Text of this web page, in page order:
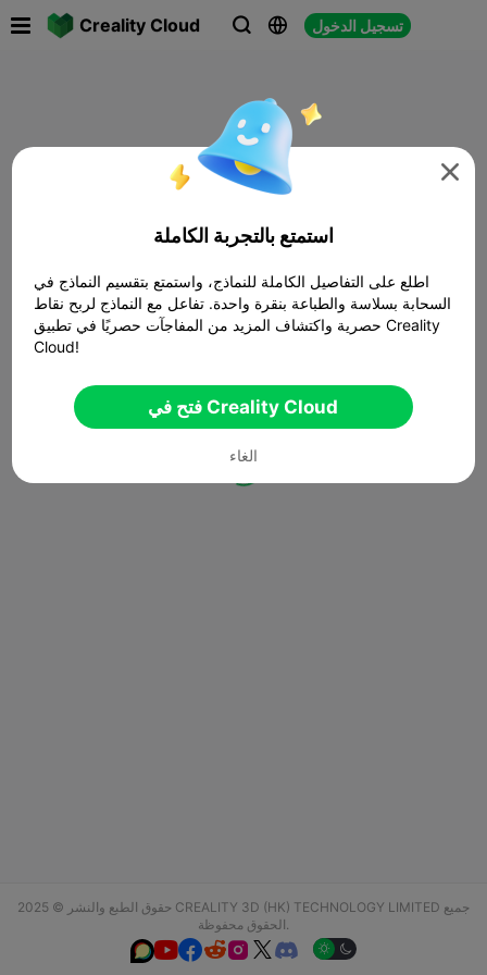
Creality Cloud   تسجيل الدخول
حقوق الطبع والنشر © 2025 CREALITY 3D (HK) TECHNOLOGY LIMITED جميع
الحقوق محفوظة.
  

استمتع بالتجربة الكاملة
اطلع على التفاصيل الكاملة للنماذج، واستمتع بتقسيم النماذج في
السحابة بسلاسة والطباعة بنقرة واحدة. تفاعل مع النماذج لربح نقاط
حصرية واكتشاف المزيد من المفاجآت حصريًا في تطبيق Creality
Cloud!
فتح في Creality Cloud
الغاء